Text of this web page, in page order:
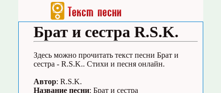
Брат и сестра R.S.K.
Здесь можно прочитать текст песни Брат и
сестра - R.S.K.. Стихи и песня онлайн.
Автор: R.S.K.
Название песни: Брат и сестра